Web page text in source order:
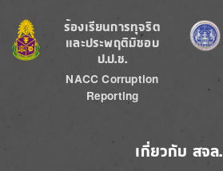
Image
ร้องเรียนการทุจริต
และประพฤติมิชอบ
ป.ป.ช.
NACC Corruption
Reporting
Image
เกี่ยวกับ สจล.